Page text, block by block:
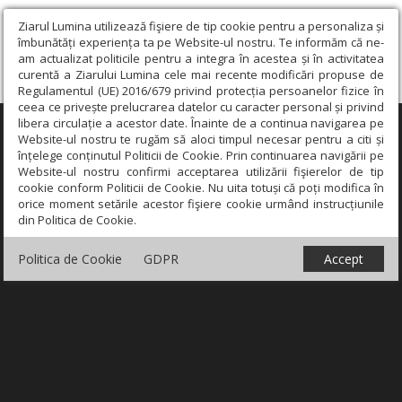
Ziarul Lumina utilizează fişiere de tip cookie pentru a personaliza și
îmbunătăți experiența ta pe Website-ul nostru. Te informăm că ne-
am actualizat politicile pentru a integra în acestea și în activitatea
curentă a Ziarului Lumina cele mai recente modificări propuse de
Regulamentul (UE) 2016/679 privind protecția persoanelor fizice în
ceea ce privește prelucrarea datelor cu caracter personal și privind
libera circulație a acestor date. Înainte de a continua navigarea pe
Website-ul nostru te rugăm să aloci timpul necesar pentru a citi și
înțelege conținutul Politicii de Cookie. Prin continuarea navigării pe
Website-ul nostru confirmi acceptarea utilizării fişierelor de tip
cookie conform Politicii de Cookie. Nu uita totuși că poți modifica în
orice moment setările acestor fişiere cookie urmând instrucțiunile
din Politica de Cookie.
Politica de Cookie GDPR Accept
×